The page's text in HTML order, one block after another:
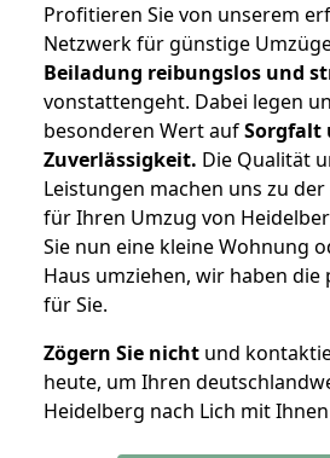
Profitieren Sie von unserem
Netzwerk für günstige
Beiladung reibungslos und
vonstattengeht. Dabei legen
besonderen Wert aufSorgfalt
Zuverlässigkeit. Die Qualität
Leistungen machen uns zu
für Ihren Umzug von
Sie nun eine kleine Wohnung
Haus umziehen, wir haben die
für Sie.
Zögern Sie nicht und
heute, um Ihren
Heidelberg nach Lich mit